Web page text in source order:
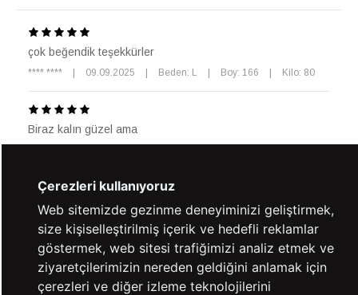
çok beğendik teşekkürler
**** **** 09.09.2025 Beden: L Boy: 166 Kilo: 80
Biraz kalın güzel ama
Kaynak: Trendyol
%100 GÜVENLİ
ALIŞVERİŞ
FARKLI ÖDEME
SEÇENEKLERİ
14 GÜN İÇERİSİNDE
2000 TL VE ÜZERİ
Çerezleri kullanıyoruz
Web sitemizde gezinme deneyiminizi geliştirmek,
size kişiselleştirilmiş içerik ve hedefli reklamlar
göstermek, web sitesi trafiğimizi analiz etmek ve
ziyaretçilerimizin nereden geldiğini anlamak için
çerezleri ve diğer izleme teknolojilerini